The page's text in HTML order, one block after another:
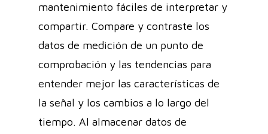
mantenimiento fáciles de interpretar y
compartir. Compare y contraste los
datos de medición de un punto de
comprobación y las tendencias para
entender mejor las características de
la señal y los cambios a lo largo del
tiempo. Al almacenar datos de